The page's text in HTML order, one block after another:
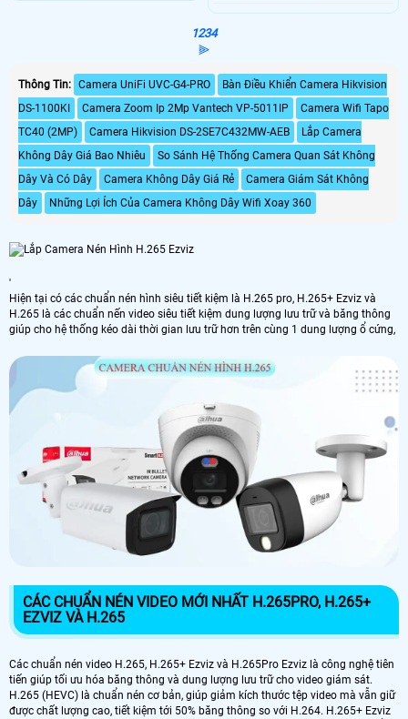
1234
⫸
Thông Tin: Camera UniFi UVC-G4-PRO
Bàn Điều Khiển Camera Hikvision
DS-1100KI
Camera Zoom Ip 2Mp Vantech VP-5011IP
Camera Wifi Tapo
TC40 (2MP)
Camera Hikvision DS-2SE7C432MW-AEB
Lắp Camera
Không Dây Giá Bao Nhiêu
So Sánh Hệ Thống Camera Quan Sát Không
Dây Và Có Dây
Camera Không Dây Giá Rẻ
Camera Giám Sát Không
Dây
Những Lợi Ích Của Camera Không Dây Wifi Xoay 360
'
Hiện tại có các chuẩn nén hình siêu tiết kiệm là H.265 pro, H.265+ Ezviz và
H.265 là các chuẩn nến video siêu tiết kiệm dung lượng lưu trữ và băng thông
giúp cho hệ thống kéo dài thời gian lưu trữ hơn trên cùng 1 dung lượng ổ cứng,
CÁC CHUẨN NÉN VIDEO MỚI NHẤT H.265PRO, H.265+
EZVIZ VÀ H.265
Các chuẩn nén video H.265, H.265+ Ezviz và H.265Pro Ezviz là công nghệ tiên
tiến giúp tối ưu hóa băng thông và dung lượng lưu trữ cho video giám sát.
H.265 (HEVC) là chuẩn nén cơ bản, giúp giảm kích thước tệp video mà vẫn giữ
được chất lượng cao, tiết kiệm tới 50% băng thông so với H.264. H.265+ Ezviz